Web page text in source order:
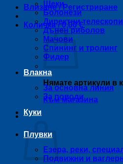
Влизане / Регистриране
Количка /0,00€
Нямате артикули в
Към магазина
Количка
Щеки
Болонези
Директни телескопи
Дънен риболов
Мачови
Спининг и тролинг
Фидер
Влакна
За основна линия
За поводи
Куки
Плувки
Езера, реки,
Подвижни и